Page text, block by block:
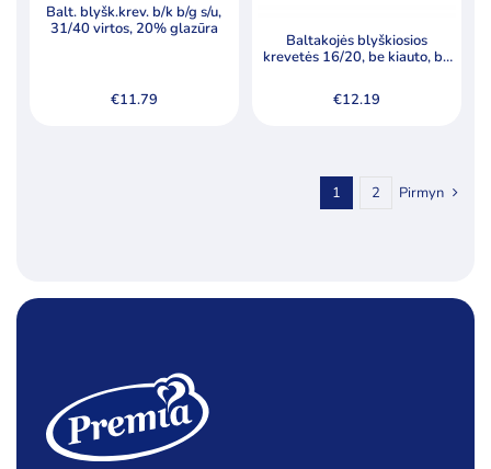
Balt. blyšk.krev. b/k b/g s/u,
31/40 virtos, 20% glazūra
€11.79
Baltakojės blyškiosios
krevetės 16/20, be kiauto, be
sušaldytos 1kg
€12.19
1 2 Pirmyn